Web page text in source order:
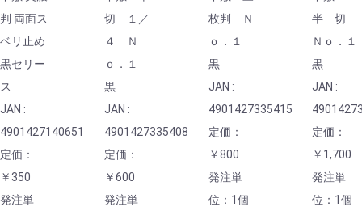
判 両面ス
ベリ止め
黒セリー
ス
JAN :
4901427140651
定価：
￥350
発注単
切 １／
４ Ｎ
ｏ．１
黒
JAN :
4901427335408
定価：
￥600
発注単
枚判 Ｎ
ｏ．１
黒
JAN :
4901427335415
定価：
￥800
発注単
位：1個
半 切
Ｎｏ．１
黒
JAN :
定価：
￥1,700
発注単
位：1個